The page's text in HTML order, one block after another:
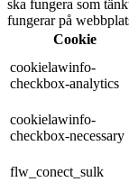
ska fungera som
fungerar på
Cookie
cookielawinfo-
checkbox-analytics
cookielawinfo-
checkbox-necessary
flw_conect_sulk